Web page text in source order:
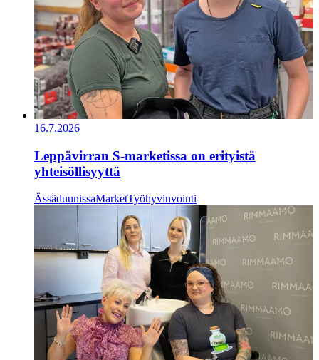
16.7.2026
Leppävirran S-marketissa on erityistä
yhteisöllisyyttä
ÄssäduunissaMarketTyöhyvinvointi